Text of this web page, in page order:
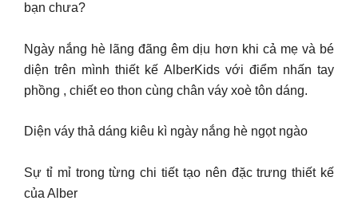
bạn chưa?
Ngày nắng hè lãng đãng êm dịu hơn khi cả mẹ và bé
diện trên mình thiết kế AlberKids với điểm nhấn tay
phồng , chiết eo thon cùng chân váy xoè tôn dáng.
Diện váy thả dáng kiêu kì ngày nắng hè ngọt ngào
Sự tỉ mỉ trong từng chi tiết tạo nên đặc trưng thiết kế
của Alber